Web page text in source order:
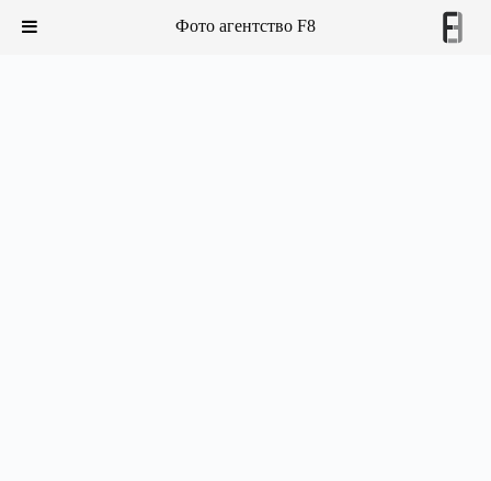
Фото агентство F8